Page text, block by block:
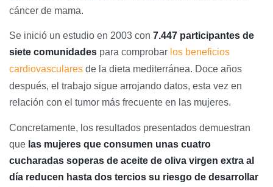
cáncer de mama.
Se inició un estudio en 2003 con 7.447 participantes de
siete comunidades para comprobar los beneficios
cardiovasculares de la dieta mediterránea. Doce años
después, el trabajo sigue arrojando datos, esta vez en
relación con el tumor más frecuente en las mujeres.
Concretamente, los resultados presentados demuestran
que las mujeres que consumen unas cuatro
cucharadas soperas de aceite de oliva virgen extra al
día reducen hasta dos tercios su riesgo de desarrollar